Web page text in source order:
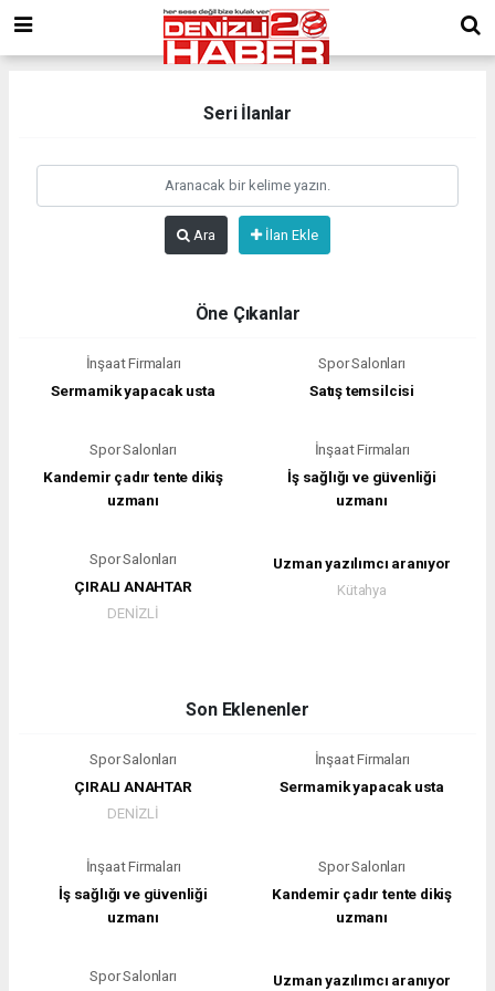
Seri İlanlar
Ara İlan Ekle
Öne Çıkanlar
İnşaat Firmaları
Sermamik yapacak usta
Spor Salonları
Satış temsilcisi
Spor Salonları
Kandemir çadır tente dikiş
uzmanı
İnşaat Firmaları
İş sağlığı ve güvenliği
uzmanı
Spor Salonları
ÇIRALI ANAHTAR
DENİZLİ
Uzman yazılımcı aranıyor
Kütahya
Son Eklenenler
Spor Salonları
ÇIRALI ANAHTAR
DENİZLİ
İnşaat Firmaları
Sermamik yapacak usta
İnşaat Firmaları
İş sağlığı ve güvenliği
uzmanı
Spor Salonları
Kandemir çadır tente dikiş
uzmanı
Spor Salonları Uzman yazılımcı aranıyor